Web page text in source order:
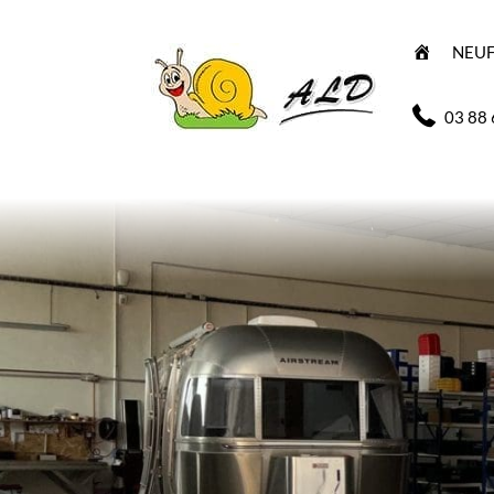
I
03 88